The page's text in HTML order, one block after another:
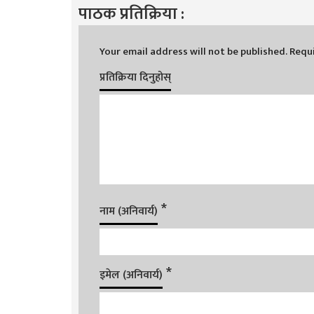
पाठक प्रतिक्रिया :
Your email address will not be published.
प्रतिक्रिया दिनुहोस्
नाम (अनिवार्य) *
इमेल (अनिवार्य) *